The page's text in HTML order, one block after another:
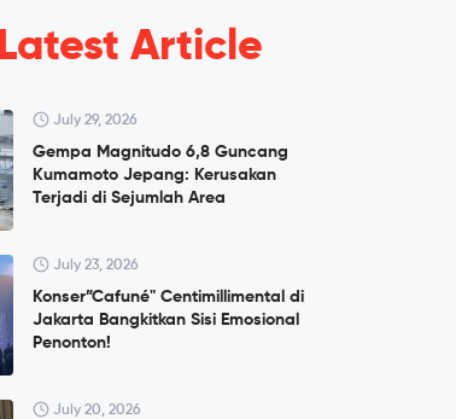
Latest Article
July 29, 2026
Gempa Magnitudo 6,8 Guncang
Kumamoto Jepang: Kerusakan
Terjadi di Sejumlah Area
July 23, 2026
Konser”Cafuné" Centimillimental di
Jakarta Bangkitkan Sisi Emosional
Penonton!
July 20, 2026